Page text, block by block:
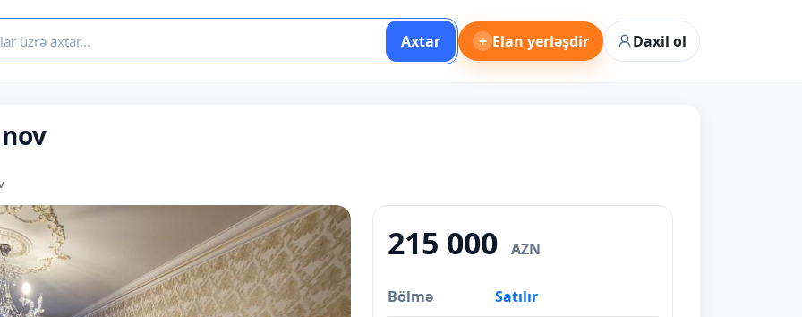
Axtar + Elan yerləşdir Daxil ol
215 000 AZN
Bölmə Satılır